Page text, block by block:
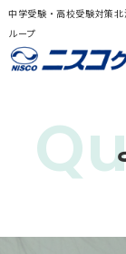
中学受験・高校受験対策
ループ